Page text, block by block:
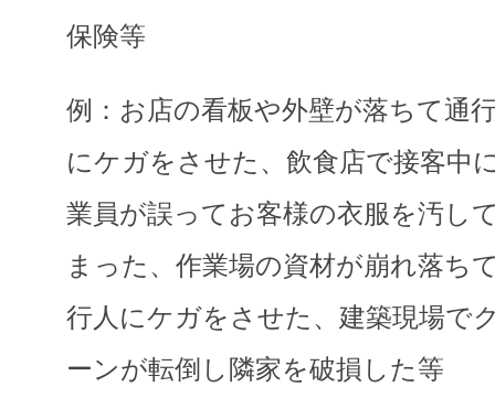
保険等
例：お店の看板や外壁が落ちて通
にケガをさせた、飲食店で接客中
業員が誤ってお客様の衣服を汚し
まった、作業場の資材が崩れ落ち
行人にケガをさせた、建築現場で
ーンが転倒し隣家を破損した等